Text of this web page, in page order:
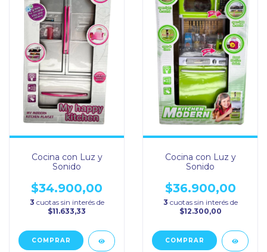
Cocina con Luz y
Sonido
$34.900,00
3 cuotas sin interés de
$11.633,33
Cocina con Luz y
Sonido
$36.900,00
3 cuotas sin interés de
$12.300,00